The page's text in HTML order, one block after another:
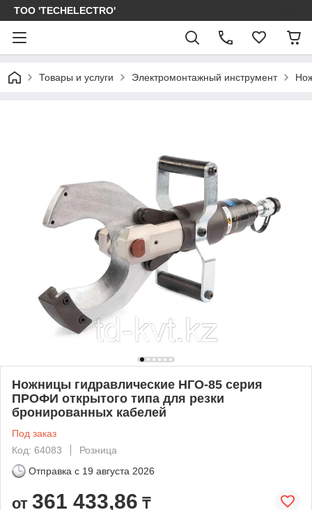
ТОО 'TECHELECTRO'
Товары и услуги Электромонтажный инструмент
Ножницы гидравлические НГО-85 серия
ПРОФИ открытого типа для резки
бронированных кабелей
Под заказ
Код: 64083
Розница
Отправка с 19 августа 2026
от 361 433,86 ₸